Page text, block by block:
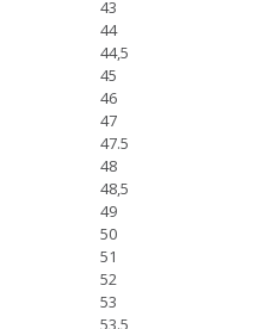
43
44
44,5
45
46
47
47.5
48
48,5
49
50
51
52
53
53.5